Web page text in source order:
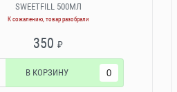
SWEETFILL 500МЛ
К сожалению, товар разобрали
350₽
В КОРЗИНУ